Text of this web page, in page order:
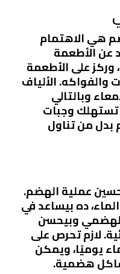
هي الاهتمام
عن الأطعمة
وركز على الأطعمة
والفواكه. الألياف
وبالتالي
وجبات
بدل من تناول
عملية الهضم.
ده بيساعد في
الهضمي وبيحسن
لازم تحرص على
الماء يوميًا، ويمكن
هضمية.